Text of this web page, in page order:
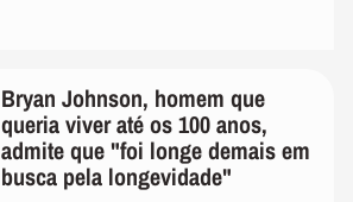
Bryan Johnson, homem que
queria viver até os 100 anos,
admite que "foi longe demais em
busca pela longevidade"